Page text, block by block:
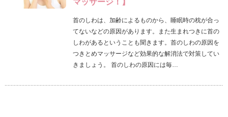
マッサージ！】
首のしわは、加齢によるものから、睡眠時の枕が合っ
てないなどの原因があります。また生まれつきに首の
しわがあるということも聞きます。首のしわの原因を
つきとめマッサージなど効果的な解消法で対策してい
きましょう。 首のしわの原因には毎…